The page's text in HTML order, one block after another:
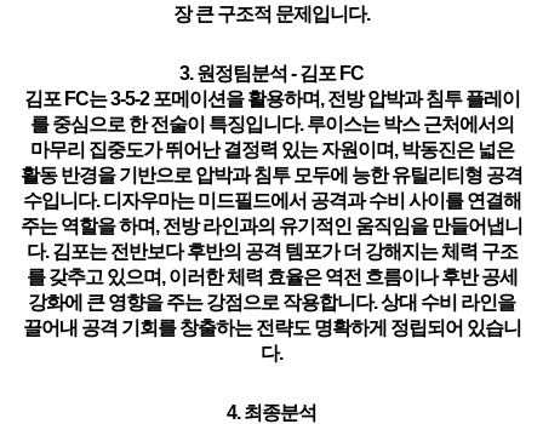
장 큰 구조적 문제입니다.
3. 원정팀분석 - 김포 FC
김포 FC는3-5-2 포메이션을 활용하며, 전방 압박과 침투 플레이
를 중심으로 한 전술이 특징입니다. 루이스는박스 근처에서의
마무리 집중도가 뛰어난 결정력 있는 자원이며, 박동진은 넓은
활동 반경을 기반으로 압박과 침투 모두에 능한 유틸리티형 공격
수입니다. 디자우마는미드필드에서 공격과 수비 사이를 연결해
주는 역할을 하며, 전방 라인과의 유기적인 움직임을 만들어냅니
다. 김포는전반보다 후반의 공격 템포가 더 강해지는 체력 구조
를 갖추고 있으며, 이러한 체력 효율은역전 흐름이나 후반 공세
강화에 큰 영향을 주는 강점으로 작용합니다.상대 수비 라인을
끌어내 공격 기회를 창출하는 전략도 명확하게 정립되어 있습니
다.
4. 최종분석